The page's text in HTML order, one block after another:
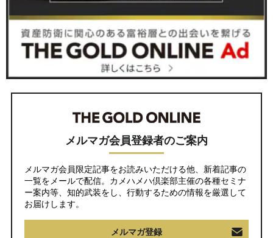
メルマガ会員登録者のご案内
メルマガ会員限定記事をお読みいただける他、新着記事の
一覧をメールで配信。カメハメハ倶楽部主催の各種セミナ
ー案内等、知的武装をし、行動するための情報を厳選して
お届けします。
メルマガ登録